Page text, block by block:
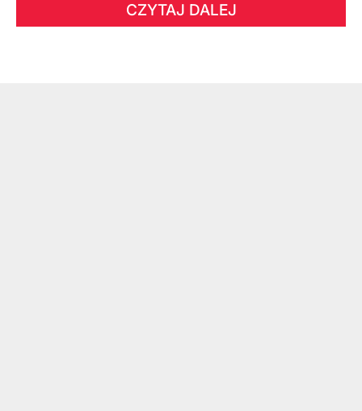
CZYTAJ DALEJ